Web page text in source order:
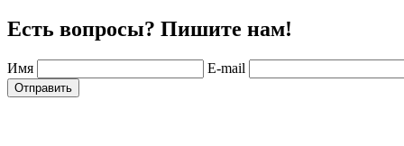
Есть вопросы? Пишите нам!
Имя E-mail